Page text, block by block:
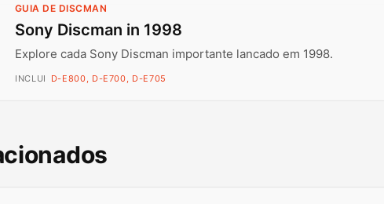
GUIA DE DISCMAN
Sony Discman in 1998
Explore cada Sony Discman importante lancado em 1998.
INCLUI D-E800, D-E700, D-E705